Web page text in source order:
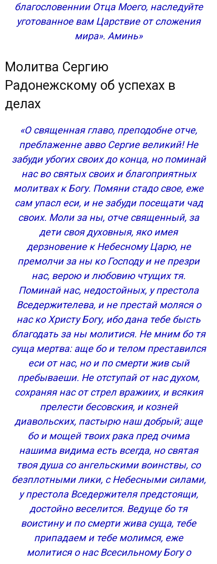
благословеннии Отца Моего, наследуйте
уготованное вам Царствие от сложения
мира». Аминь»
Молитва Сергию
Радонежскому об успехах в
делах
«О священная главо, преподобне отче,
преблаженне авво Сергие великий! Не
забуди убогих своих до конца, но поминай
нас во святых своих и благоприятных
молитвах к Богу. Помяни стадо свое, еже
сам упасл еси, и не забуди посещати чад
своих. Моли за ны, отче священный, за
дети своя духовныя, яко имея
дерзновение к Небесному Царю, не
премолчи за ны ко Господу и не презри
нас, верою и любовию чтущих тя.
Поминай нас, недостойных, у престола
Вседержителева, и не престай моляся о
нас ко Христу Богу, ибо дана тебе бысть
благодать за ны молитися. Не мним бо тя
суща мертва: аще бо и телом преставился
еси от нас, но и по смерти жив сый
пребываеши. Не отступай от нас духом,
сохраняя нас от стрел вражиих, и всякия
прелести бесовския, и козней
диавольских, пастырю наш добрый; аще
бо и мощей твоих рака пред очима
нашима видима есть всегда, но святая
твоя душа со ангельскими воинствы, со
безплотными лики, с Небесными силами,
у престола Вседержителя предстоящи,
достойно веселится. Ведуще бо тя
воистину и по смерти жива суща, тебе
припадаем и тебе молимся, еже
молитися о нас Всесильному Богу о